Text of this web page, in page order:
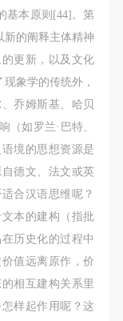
基本原则[44]。第
新的阐释主体精神
更新，以及文化
象学的传统外，
乔姆斯基、哈贝
（如罗兰·巴特、
境的思想资源是
德文、法文或英
合汉语思维呢？
本的建构（指批
历史化的过程中
值远离原作，价
相互建构关系里
样起作用呢？这